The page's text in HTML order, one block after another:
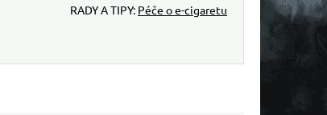
RADY A TIPY: Péče o e-cigaretu